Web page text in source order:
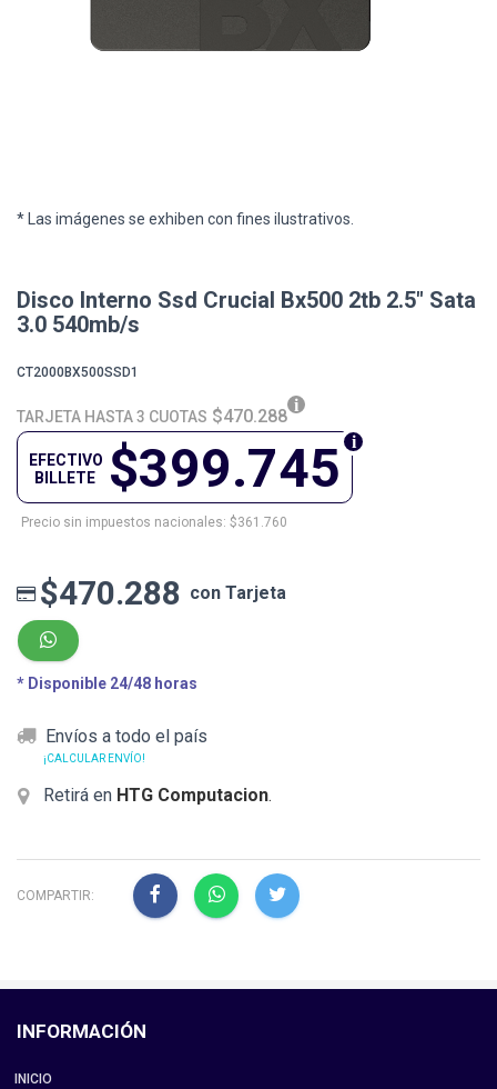
* Las imágenes se exhiben con fines ilustrativos.
Disco Interno Ssd Crucial Bx500 2tb 2.5" Sata
3.0 540mb/s
CT2000BX500SSD1
TARJETA HASTA 3 CUOTAS $470.288
$399.745
EFECTIVO
BILLETE
Precio sin impuestos nacionales: $361.760
$470.288 con Tarjeta
* Disponible 24/48 horas
Envíos a todo el país
¡CALCULAR ENVÍO!
Retirá en HTG Computacion.
COMPARTIR:
INFORMACIÓN
INICIO